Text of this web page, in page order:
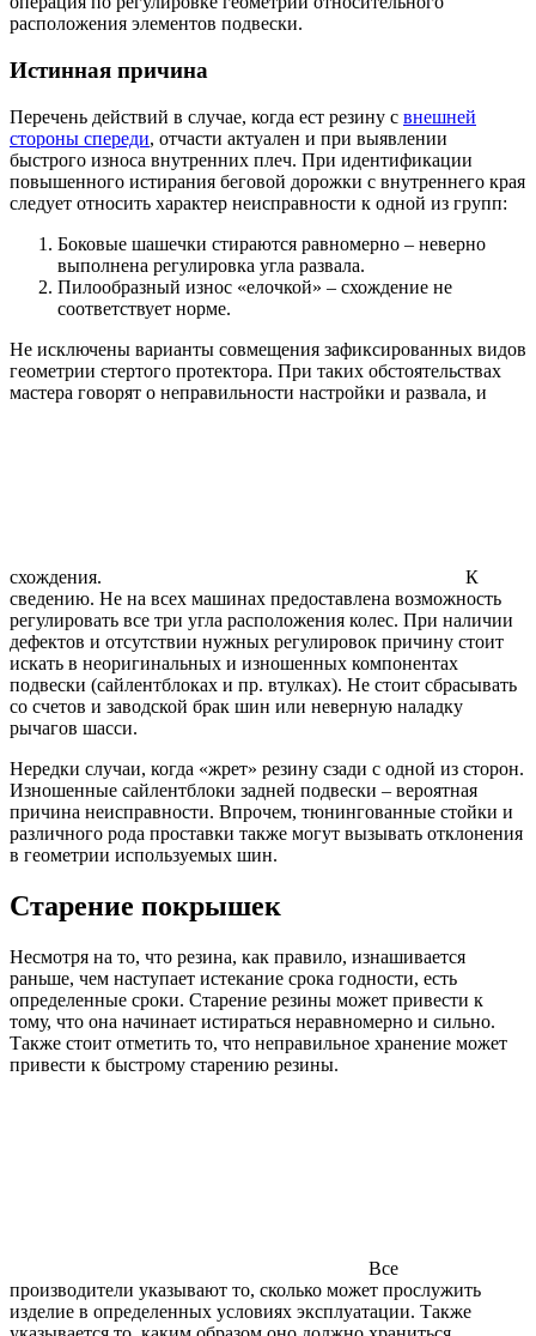
расположения элементов подвески.
Истинная причина
Перечень действий в случае, когда ест резину с внешней
стороны спереди, отчасти актуален и при выявлении
быстрого износа внутренних плеч. При идентификации
повышенного истирания беговой дорожки с внутреннего края
следует относить характер неисправности к одной из групп:
Боковые шашечки стираются равномерно – неверно
выполнена регулировка угла развала.
Пилообразный износ «елочкой» – схождение не
соответствует норме.
Не исключены варианты совмещения зафиксированных видов
геометрии стертого протектора. При таких обстоятельствах
мастера говорят о неправильности настройки и развала, и
схождения.
К
сведению. Не на всех машинах предоставлена возможность
регулировать все три угла расположения колес. При наличии
дефектов и отсутствии нужных регулировок причину стоит
искать в неоригинальных и изношенных компонентах
подвески (сайлентблоках и пр. втулках). Не стоит сбрасывать
со счетов и заводской брак шин или неверную наладку
рычагов шасси.
Нередки случаи, когда «жрет» резину сзади с одной из сторон.
Изношенные сайлентблоки задней подвески – вероятная
причина неисправности. Впрочем, тюнингованные стойки и
различного рода проставки также могут вызывать отклонения
в геометрии используемых шин.
Старение покрышек
Несмотря на то, что резина, как правило, изнашивается
раньше, чем наступает истекание срока годности, есть
определенные сроки. Старение резины может привести к
тому, что она начинает истираться неравномерно и сильно.
Также стоит отметить то, что неправильное хранение может
привести к быстрому старению резины.
Все
производители указывают то, сколько может прослужить
изделие в определенных условиях эксплуатации. Также